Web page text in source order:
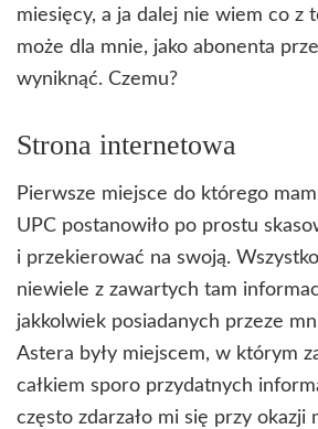
miesięcy, a ja dalej nie wiem co z
może dla mnie, jako abonenta
wyniknąć. Czemu?
Strona internetowa
Pierwsze miejsce do którego
UPC postanowiło po prostu
i przekierować na swoją.
niewiele z zawartych tam
jakkolwiek posiadanych przeze
Astera były miejscem, w którym
całkiem sporo przydatnych
często zdarzało mi się przy okazji